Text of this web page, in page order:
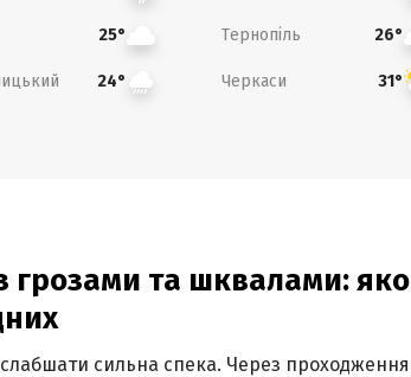
25° Тернопіль 26°
24° Черкаси 31°
грозами та шквалами:
сильна спека. Через проходження